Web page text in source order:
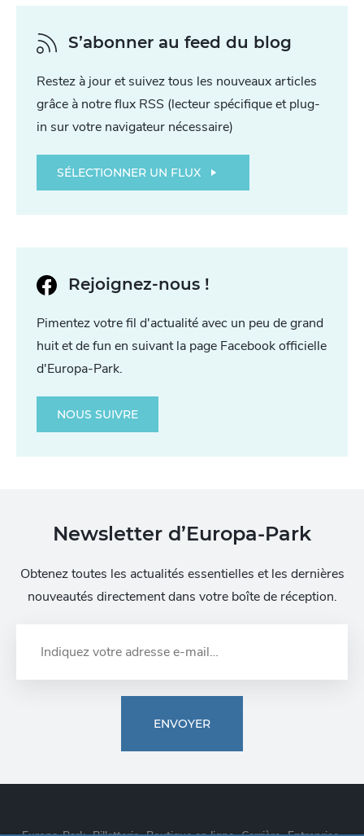
S’abonner au feed du blog
Restez à jour et suivez tous les nouveaux articles
grâce à notre flux RSS (lecteur spécifique et plug-
in sur votre navigateur nécessaire)
SÉLECTIONNER UN FLUX
Rejoignez-nous !
Pimentez votre fil d'actualité avec un peu de grand
huit et de fun en suivant la page Facebook officielle
d'Europa-Park.
NOUS SUIVRE
Newsletter d’Europa-Park
Obtenez toutes les actualités essentielles et les dernières
nouveautés directement dans votre boîte de réception.
ENVOYER